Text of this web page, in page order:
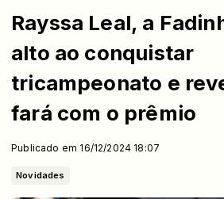
Rayssa Leal, a
alto ao conquistar
tricampeonato e
fará com o prêmio
Publicado em 16/12/2024 18:07
Novidades